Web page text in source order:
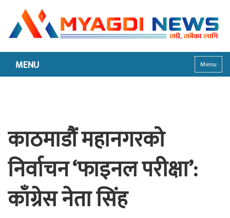
MENU Menu
काठमाडौं महानगरको
निर्वाचन ‘फाइनल परीक्षा’:
काँग्रेस नेता सिंह